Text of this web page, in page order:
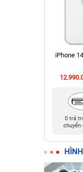
iPhone
0 trả
chuyển